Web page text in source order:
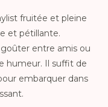
fruitée et pleine
et pétillante.
entre amis ou
humeur. Il suffit de
embarquer dans